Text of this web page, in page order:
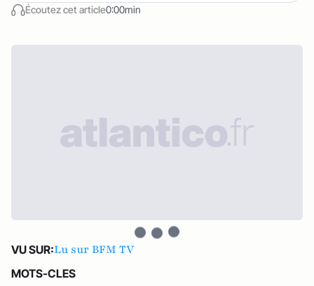
Écoutez cet article0:00min
VU SUR:Lu sur BFM TV
MOTS-CLES